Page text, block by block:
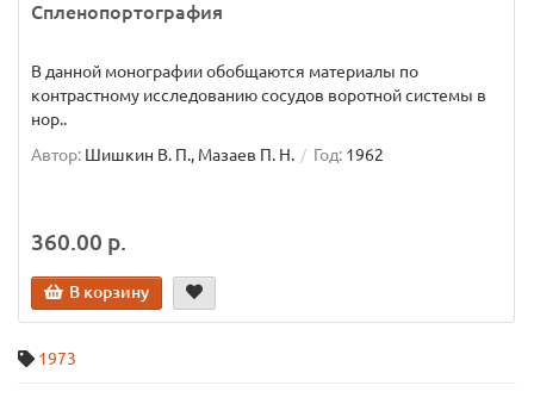
Спленопортография
В данной монографии обобщаются материалы по
контрастному исследованию сосудов воротной системы в
нор..
Автор: Шишкин В. П., Мазаев П. Н. Год: 1962
360.00 р.
В корзину
1973